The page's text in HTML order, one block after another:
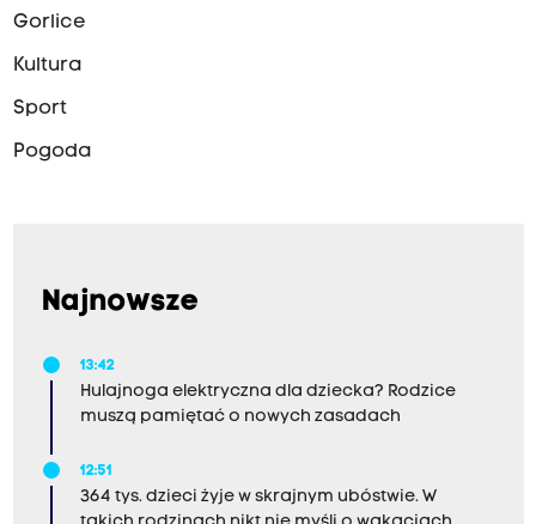
Gorlice
Kultura
Sport
Pogoda
Najnowsze
13:42
Hulajnoga elektryczna dla dziecka? Rodzice
muszą pamiętać o nowych zasadach
12:51
364 tys. dzieci żyje w skrajnym ubóstwie. W